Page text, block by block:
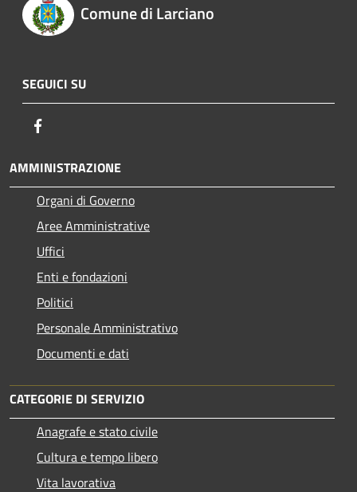
Comune di Larciano
SEGUICI SU
AMMINISTRAZIONE
Organi di Governo
Aree Amministrative
Uffici
Enti e fondazioni
Politici
Personale Amministrativo
Documenti e dati
CATEGORIE DI SERVIZIO
Anagrafe e stato civile
Cultura e tempo libero
Vita lavorativa